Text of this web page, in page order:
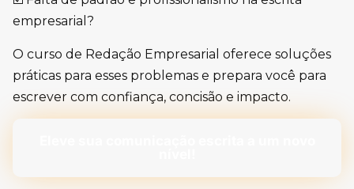
empresarial?
O curso de Redação Empresarial oferece soluções
práticas para esses problemas e prepara você para
escrever com confiança, concisão e impacto.